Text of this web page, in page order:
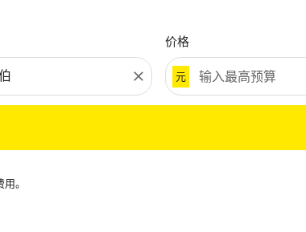
close
价格
元
。